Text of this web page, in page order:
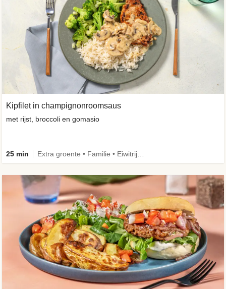
Kipfilet in champignonroomsaus
met rijst, broccoli en gomasio
25 min